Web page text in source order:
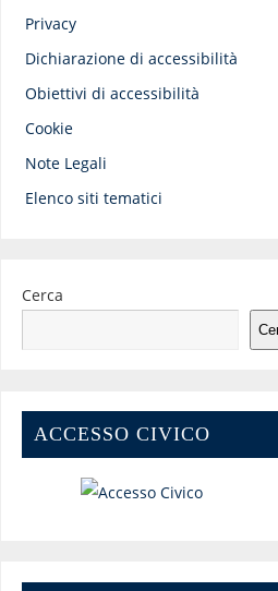
Privacy
Dichiarazione di accessibilità
Obiettivi di accessibilità
Cookie
Note Legali
Elenco siti tematici
Cerca
ACCESSO CIVICO